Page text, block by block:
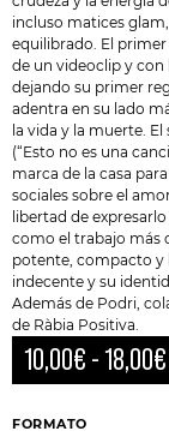
incluso matices
equilibrado. El primer
de un videoclip y con
dejando su primer
adentra en su lado
la vida y la muerte.
(“Esto no es una
marca de la casa
sociales sobre el
libertad de
como el trabajo más
potente, compacto y
indecente y su
Además de Podri,
de Ràbia Positiva
10,00€ -18,00€
FORMATO